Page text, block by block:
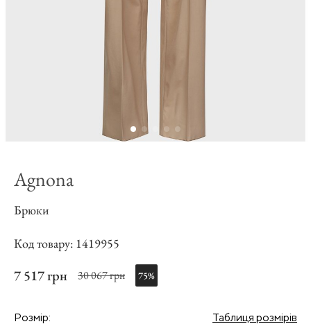
Agnona
Брюки
Код товару: 1419955
7 517 грн 30 067 грн 75%
Розмір: Таблиця розмірів